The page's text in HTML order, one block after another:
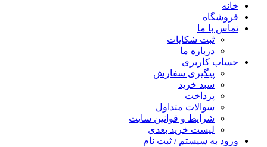
خانه
فروشگاه
تماس با ما
ثبت شکایات
درباره ما
حساب کاربری
پیگیری سفارش
سبد خرید
پرداخت
سوالات متداول
شرایط و قوانین سایت
لیست خرید بعدی
ورود به سیستم / ثبت نام